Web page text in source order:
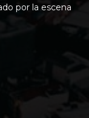
por la escena